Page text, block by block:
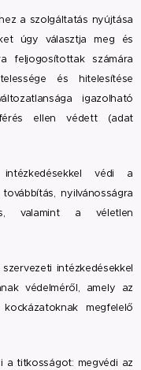
a szolgáltatás nyújtása
úgy választja meg és
feljogosítottak számára
és hitelesítése
igazolható
ellen védett (adat
védi a
nyilvánosságra
valamint a véletlen
intézkedésekkel
védelméről, amely az
megfelelő
a titkosságot: megvédi az